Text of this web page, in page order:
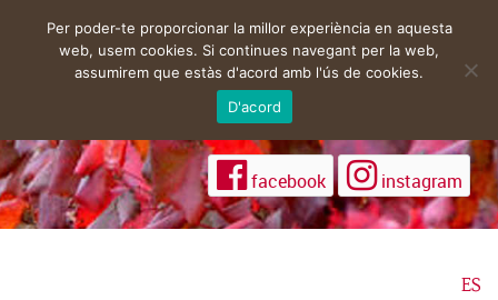
facebook instagram
ES
Per poder-te proporcionar la millor experiència en aquesta
web, usem cookies. Si continues navegant per la web,
assumirem que estàs d'acord amb l'ús de cookies.
D'acord